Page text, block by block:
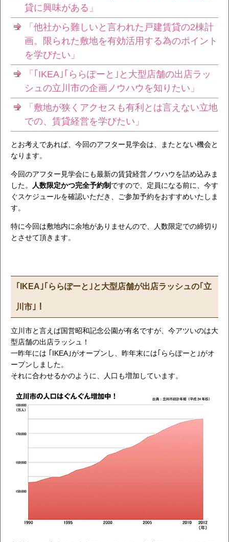
貸に興味がある」
「他社から難しいと言われた戸建賃貸の2棟計
画。限られた敷地を有効活用する為のポイント
を学びたい」
「｢IKEA｣｢ららぽーと｣と大型店舗の出店ラッ
シュの立川市の企画ノウハウを知りたい」
「敷地が狭くアクセスも有利とは言えない立地
での、賃貸経営を学びたい」
とお考えであれば、今回のアフター見学会は、またとない機会と
なります。
今回のアフター見学会にも最新の賃貸経営ノウハウを詰め込みま
した。
人数限定かつ完全予約制ですので、定員になる前に、今す
ぐスケジュールを確認いただき、ご参加予約をおすすめいたしま
す。
特に今回は敷地内に余地がありませんので、人数限定での締切り
とさせて頂きます。
｢IKEA｣｢ららぽーと｣と大型店舗が出店ラッシュの｢立
川市｣！
立川市と言えば国営昭和記念公園が有名ですが、今アツいのは大
型店舗の出店ラッシュ！
一昨年には ｢IKEA｣がオープンし、昨年末には｢ららぽーと｣がオ
ープンしました。
それに合わせるかのように、人口も増加しています。